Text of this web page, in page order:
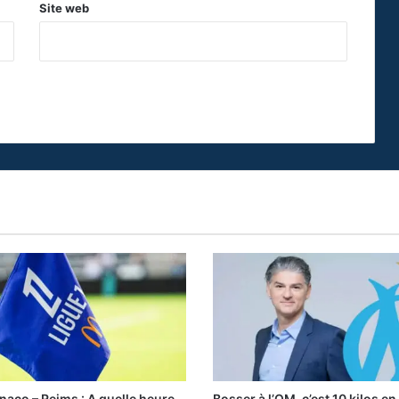
Site web